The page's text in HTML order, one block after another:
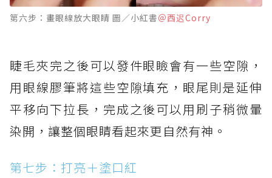
第六步：畫眼線放大眼睛 圖／小紅書＠西迟Corry
睫毛夾完之後可以發件眼瞼會有一些空隙，
用眼線膠筆將這些空隙填充，眼尾則是延伸
平移向下拉長，完成之後可以用刷子稍微暈
染開，讓整個眼睛看起來更自然有神。
第七步：打亮＋塗口紅